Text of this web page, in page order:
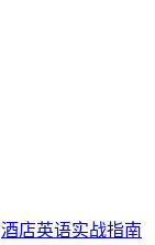
酒店英语实战指南